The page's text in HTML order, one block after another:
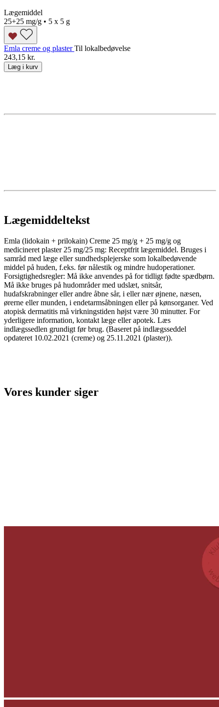
Lægemiddel
25+25 mg/g • 5 x 5 g
Emla creme og plasterTil lokalbedøvelse
243,15 kr.
Læg i kurv
Lægemiddeltekst
Emla (lidokain + prilokain) Creme 25 mg/g + 25 mg/g og
medicineret plaster 25 mg/25 mg: Receptfrit lægemiddel. Bruges i
samråd med læge eller sundhedsplejerske som lokalbedøvende
middel på huden, f.eks. før nålestik og mindre hudoperationer.
Forsigtighedsregler: Må ikke anvendes på for tidligt fødte spædbørn.
Må ikke bruges på hudområder med udslæt, snitsår,
hudafskrabninger eller andre åbne sår, i eller nær øjnene, næsen,
ørerne eller munden, i endetarmsåbningen eller på kønsorganer. Ved
atopisk dermatitis må virkningstiden højst være 30 minutter. For
yderligere information, kontakt læge eller apotek. Læs
indlægssedlen grundigt før brug. (Baseret på indlægsseddel
opdateret 10.02.2021 (creme) og 25.11.2021 (plaster)).
Vores kunder siger